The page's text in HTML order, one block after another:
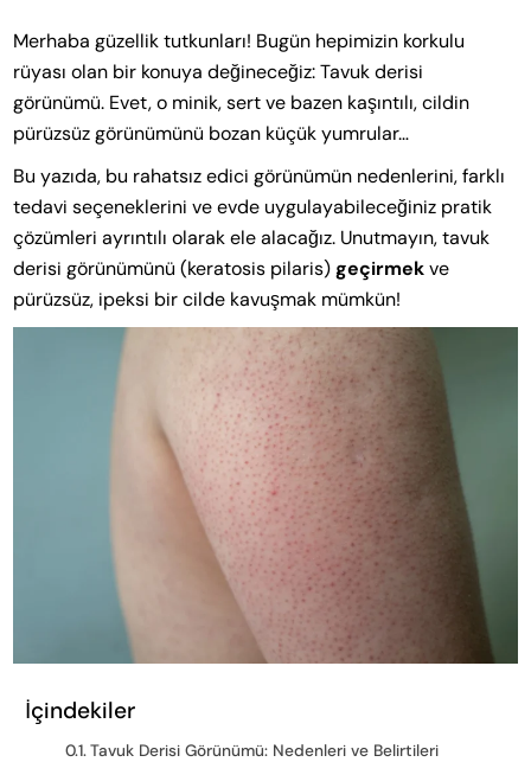
Merhaba güzellik tutkunları! Bugün hepimizin korkulu
rüyası olan bir konuya değineceğiz: Tavuk derisi
görünümü. Evet, o minik, sert ve bazen kaşıntılı, cildin
pürüzsüz görünümünü bozan küçük yumrular…
Bu yazıda, bu rahatsız edici görünümün nedenlerini, farklı
tedavi seçeneklerini ve evde uygulayabileceğiniz pratik
çözümleri ayrıntılı olarak ele alacağız. Unutmayın, tavuk
derisi görünümünü (keratosis pilaris)geçirmekve
pürüzsüz, ipeksi bir cilde kavuşmak mümkün!
İçindekiler
Tavuk Derisi Görünümü: Nedenleri ve Belirtileri